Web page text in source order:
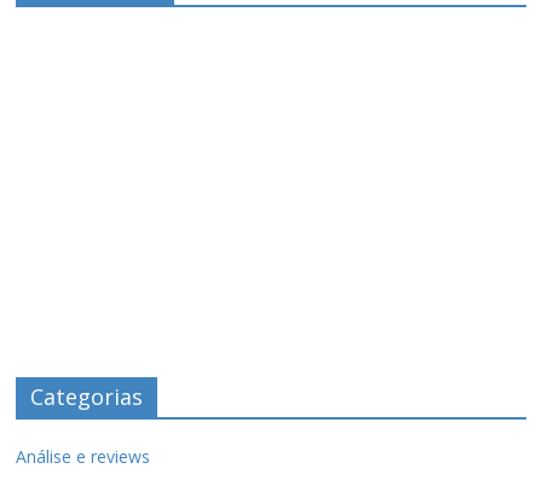
Categorias
Análise e reviews